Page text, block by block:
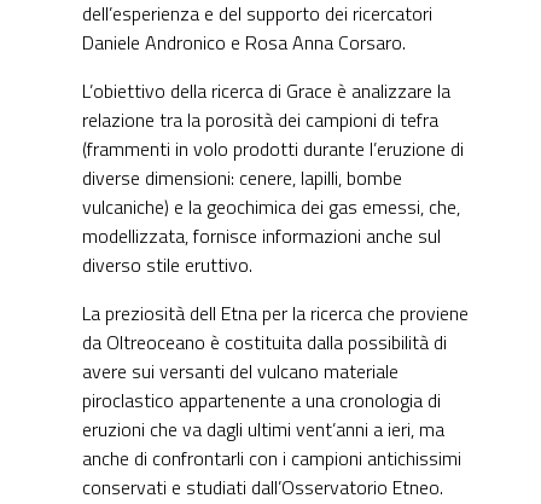
dell’esperienza e del supporto dei ricercatori
Daniele Andronico e Rosa Anna Corsaro.
L’obiettivo della ricerca di Grace è analizzare la
relazione tra la porosità dei campioni di tefra
(frammenti in volo prodotti durante l’eruzione di
diverse dimensioni: cenere, lapilli, bombe
vulcaniche) e la geochimica dei gas emessi, che,
modellizzata, fornisce informazioni anche sul
diverso stile eruttivo.
La preziosità dell Etna per la ricerca che proviene
da Oltreoceano è costituita dalla possibilità di
avere sui versanti del vulcano materiale
piroclastico appartenente a una cronologia di
eruzioni che va dagli ultimi vent’anni a ieri, ma
anche di confrontarli con i campioni antichissimi
conservati e studiati dall’Osservatorio Etneo.